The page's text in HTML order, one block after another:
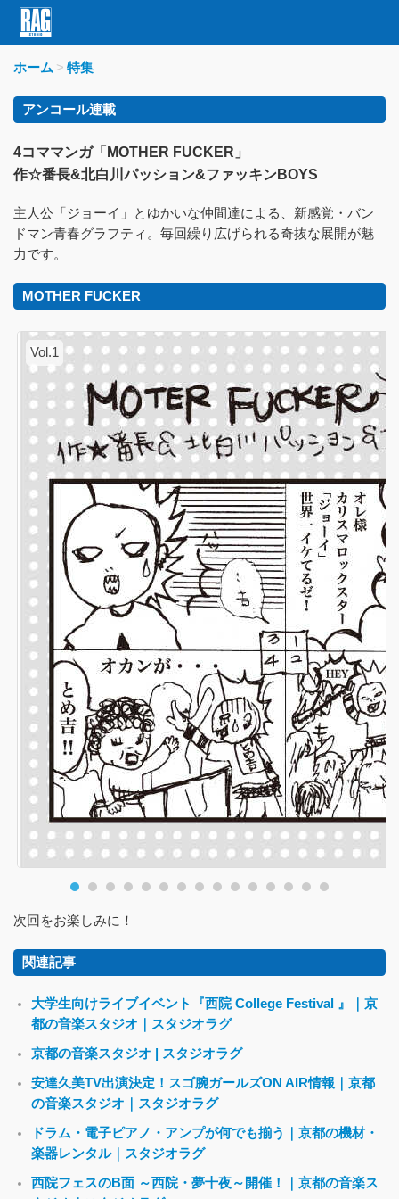
ホーム 特集
アンコール連載
4コママンガ「MOTHER FUCKER」
作☆番長&北白川パッション&ファッキンBOYS
主人公「ジョーイ」とゆかいな仲間達による、新感覚・バン
ドマン青春グラフティ。毎回繰り広げられる奇抜な展開が魅
力です。
MOTHER FUCKER
Vol.1
次回をお楽しみに！
関連記事
大学生向けライブイベント『西院 College Festival 』｜京
都の音楽スタジオ｜スタジオラグ
京都の音楽スタジオ | スタジオラグ
安達久美TV出演決定！スゴ腕ガールズON AIR情報｜京都
の音楽スタジオ｜スタジオラグ
ドラム・電子ピアノ・アンプが何でも揃う｜京都の機材・
楽器レンタル｜スタジオラグ
西院フェスのB面 ～西院・夢十夜～開催！｜京都の音楽ス